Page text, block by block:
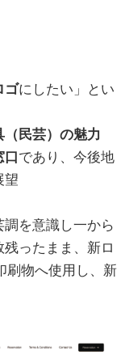
ゴにしたい」とい
民芸）の魅力
であり、今後地
望
を意識し一から
ったまま、新ロ
刷物へ使用し、新